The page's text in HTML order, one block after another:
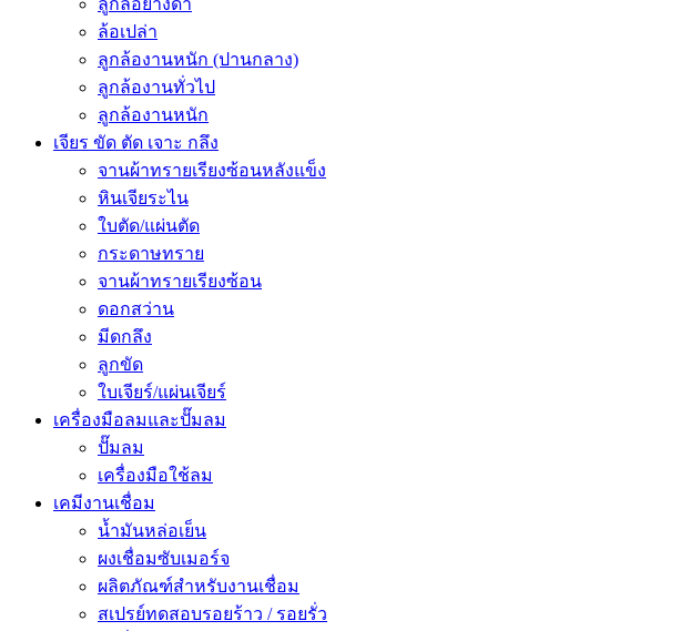
ลูกล้อยางดำ
ล้อเปล่า
ลูกล้องานหนัก (ปานกลาง)
ลูกล้องานทั่วไป
ลูกล้องานหนัก
เจียร ขัด ตัด เจาะ กลึง
จานผ้าทรายเรียงซ้อนหลังแข็ง
หินเจียระไน
ใบตัด/แผ่นตัด
กระดาษทราย
จานผ้าทรายเรียงซ้อน
ดอกสว่าน
มีดกลึง
ลูกขัด
ใบเจียร์/แผ่นเจียร์
เครื่องมือลมและปั๊มลม
ปั๊มลม
เครื่องมือใช้ลม
เคมีงานเชื่อม
น้ำมันหล่อเย็น
ผงเชื่อมซับเมอร์จ
ผลิตภัณฑ์สำหรับงานเชื่อม
สเปรย์ทดสอบรอยร้าว / รอยรั่ว